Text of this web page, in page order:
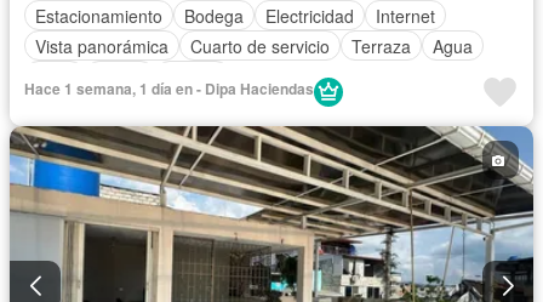
Estacionamiento
Bodega Electricidad
Internet
Vista panorámica
Cuarto de servicio Terraza
Agua
Hace 1 semana, 1 día en - Dipa Haciendas